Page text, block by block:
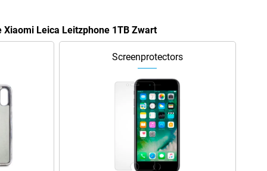
Leica Leitzphone 1TB Zwart
Screenprotectors